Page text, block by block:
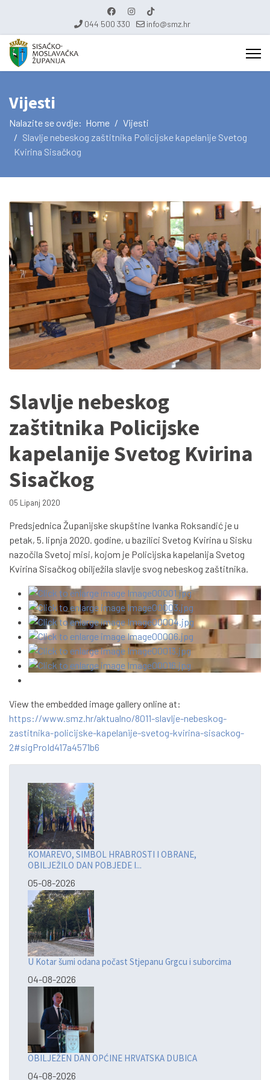
044 500 330 info@smz.hr
Vijesti
Nalazite se ovdje: Home
Vijesti
Slavlje nebeskog zaštitnika Policijske kapelanije Svetog
Kvirina Sisačkog
Slavlje nebeskog
zaštitnika Policijske
kapelanije Svetog Kvirina
Sisačkog
05 Lipanj 2020
Predsjednica Županijske skupštine Ivanka Roksandić je u
petak, 5. lipnja 2020. godine, u bazilici Svetog Kvirina u Sisku
nazočila Svetoj misi, kojom je Policijska kapelanija Svetog
Kvirina Sisačkog obilježila slavlje svog nebeskog zaštitnika.
View the embedded image gallery online at:
https://www.smz.hr/aktualno/8011-slavlje-nebeskog-
zastitnika-policijske-kapelanije-svetog-kvirina-sisackog-
2#sigProId417a4571b6
KOMAREVO, SIMBOL HRABROSTI I OBRANE,
OBILJEŽILO DAN POBJEDE I...
05-08-2026
U Kotar šumi odana počast Stjepanu Grgcu i suborcima
04-08-2026
OBILJEŽEN DAN OPĆINE HRVATSKA DUBICA
04-08-2026